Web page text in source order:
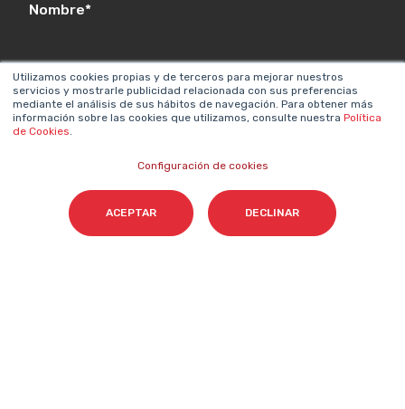
Utilizamos cookies propias y de terceros para mejorar nuestros
servicios y mostrarle publicidad relacionada con sus preferencias
mediante el análisis de sus hábitos de navegación. Para obtener más
información sobre las cookies que utilizamos, consulte nuestra Política
de Cookies.
Configuración de cookies
ACEPTAR DECLINAR
Nombre*
Email*
Cyberclick me contacte conforme a la
Política de Privacidad.*